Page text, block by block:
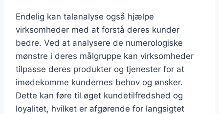
Endelig kan talanalyse også hjælpe
virksomheder med at forstå deres kunder
bedre. Ved at analysere de numerologiske
mønstre i deres målgruppe kan virksomheder
tilpasse deres produkter og tjenester for at
imødekomme kundernes behov og ønsker.
Dette kan føre til øget kundetilfredshed og
loyalitet, hvilket er afgørende for langsigtet